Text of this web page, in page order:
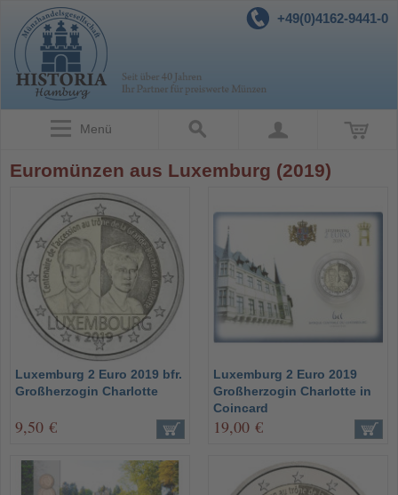
+49(0)4162-9441-0
Menü
Euromünzen aus Luxemburg (2019)
Luxemburg 2 Euro 2019 bfr.
Großherzogin Charlotte
9,50 €
Luxemburg 2 Euro 2019
Großherzogin Charlotte in
Coincard
19,00 €